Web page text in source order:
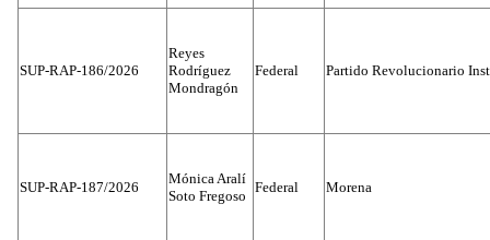
SUP-RAP-186/2026
Reyes
Rodríguez
Mondragón
Federal Partido Revolucionario
SUP-RAP-187/2026
Mónica Aralí
Soto Fregoso
Federal Morena